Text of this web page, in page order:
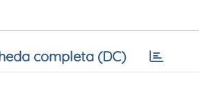
completa (DC)